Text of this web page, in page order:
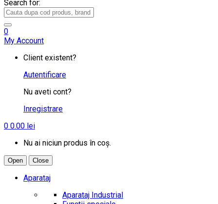
Search for:
0
My Account
Client existent?
Autentificare
Nu aveti cont?
Inregistrare
0 0.00 lei
Nu ai niciun produs în coș.
Open Close
Aparataj
Aparataj Industrial